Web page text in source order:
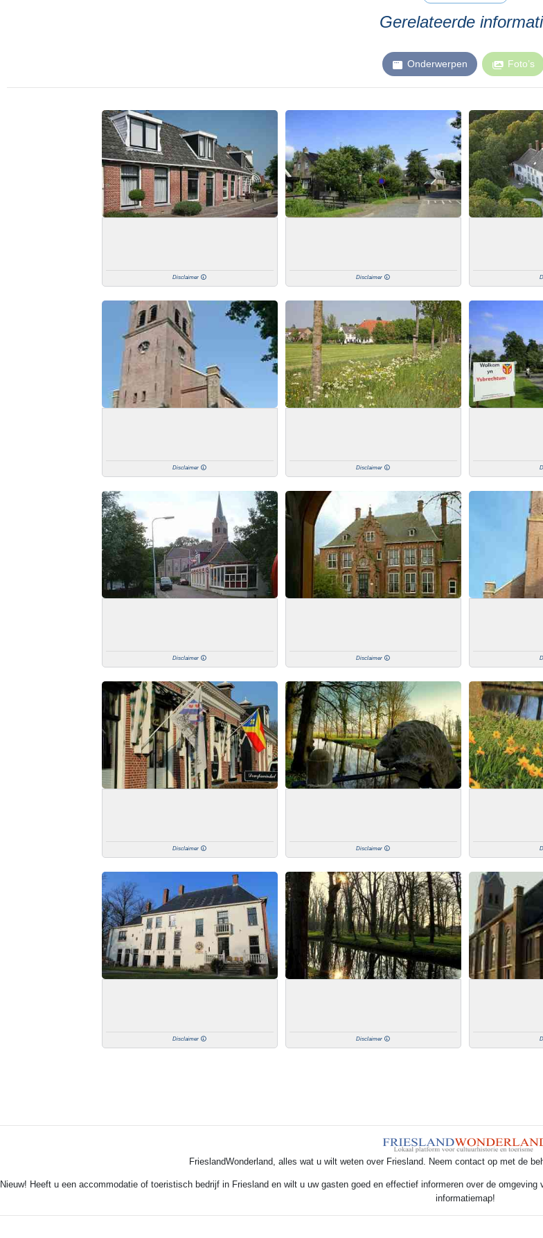
Gerelateerde
Onderwerpen Foto’s
Disclaimer Disclaimer
Disclaimer Disclaimer
Disclaimer Disclaimer
Disclaimer Disclaimer
Disclaimer Disclaimer
FrieslandWonderland, alles wat u wilt weten over Friesland. Neem contact op met de
Nieuw! Heeft u een accommodatie of toeristisch bedrijf in Friesland en wilt u uw gasten goed en effectief informeren over de omgeving
informatiemap!